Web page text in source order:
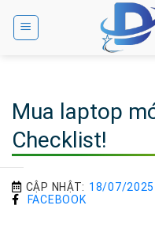
Mua laptop
Checklist!
CẬP NHẬT: 18/07/2025
FACEBOOK